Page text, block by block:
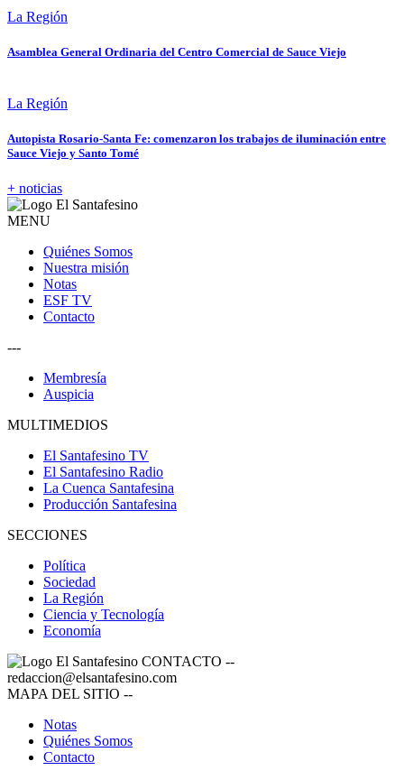
La Región
Asamblea General Ordinaria del Centro Comercial de Sauce Viejo
La Región
Autopista Rosario-Santa Fe: comenzaron los trabajos de iluminación entre
Sauce Viejo y Santo Tomé
+ noticias
MENU
Quiénes Somos
Nuestra misión
Notas
ESF TV
Contacto
---
Membresía
Auspicia
MULTIMEDIOS
El Santafesino TV
El Santafesino Radio
La Cuenca Santafesina
Producción Santafesina
SECCIONES
Política
Sociedad
La Región
Ciencia y Tecnología
Economía
CONTACTO --
redaccion@elsantafesino.com
MAPA DEL SITIO --
Notas
Quiénes Somos
Contacto